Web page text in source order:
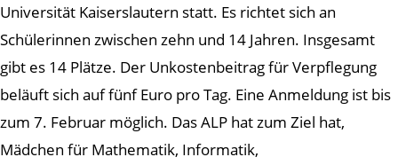
Universität Kaiserslautern statt. Es richtet sich an
Schülerinnen zwischen zehn und 14 Jahren. Insgesamt
gibt es 14 Plätze. Der Unkostenbeitrag für Verpflegung
beläuft sich auf fünf Euro pro Tag. Eine Anmeldung ist bis
zum 7. Februar möglich. Das ALP hat zum Ziel hat,
Mädchen für Mathematik, Informatik,